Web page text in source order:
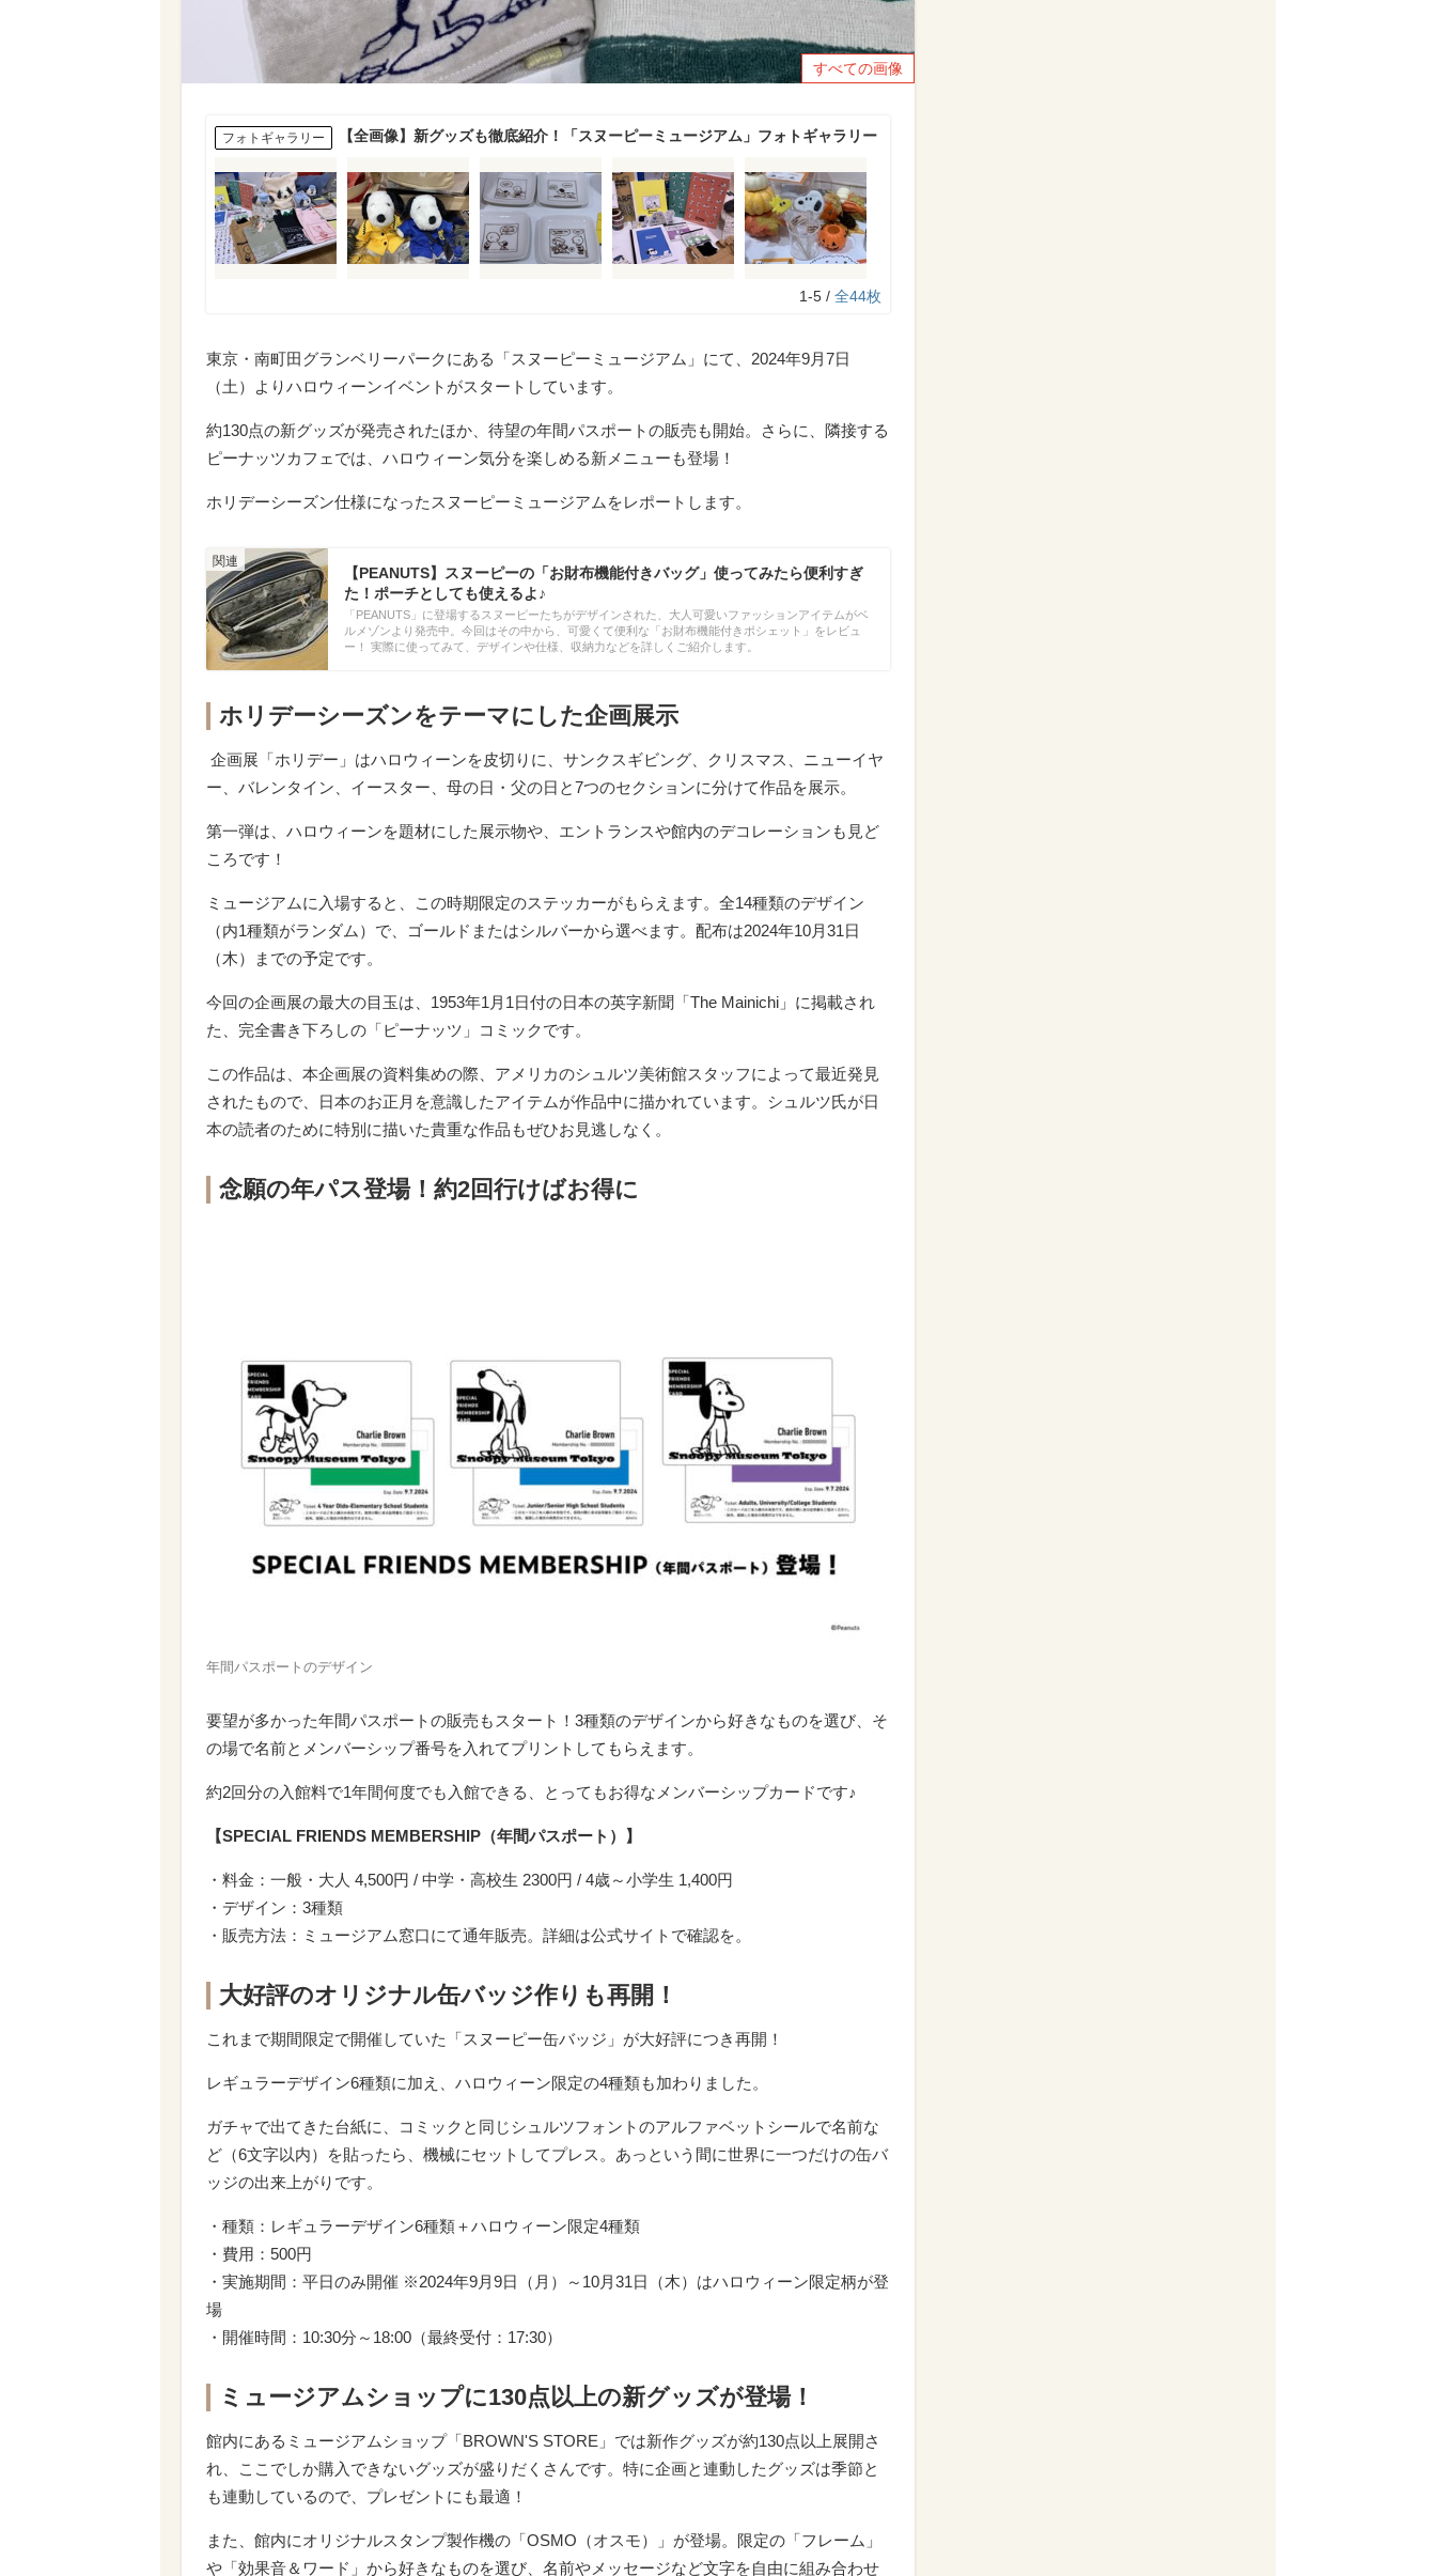
すべての画像
フォトギャラリー 【全画像】新グッズも徹底紹介！「スヌーピーミュージアム」フォトギャラリー
1-5 / 全44枚
東京・南町田グランベリーパークにある「スヌーピーミュージアム」にて、2024年9月7日
（土）よりハロウィーンイベントがスタートしています。
約130点の新グッズが発売されたほか、待望の年間パスポートの販売も開始。さらに、隣接する
ピーナッツカフェでは、ハロウィーン気分を楽しめる新メニューも登場！
ホリデーシーズン仕様になったスヌーピーミュージアムをレポートします。
【PEANUTS】スヌーピーの「お財布機能付きバッグ」使ってみたら便利すぎ
た！ポーチとしても使えるよ♪
「PEANUTS」に登場するスヌーピーたちがデザインされた、大人可愛いファッションアイテムがベ
ルメゾンより発売中。今回はその中から、可愛くて便利な「お財布機能付きポシェット」をレビュ
ー！ 実際に使ってみて、デザインや仕様、収納力などを詳しくご紹介します。
ホリデーシーズンをテーマにした企画展示
企画展「ホリデー」はハロウィーンを皮切りに、サンクスギビング、クリスマス、ニューイヤ
ー、バレンタイン、イースター、母の日・父の日と7つのセクションに分けて作品を展示。
第一弾は、ハロウィーンを題材にした展示物や、エントランスや館内のデコレーションも見ど
ころです！
ミュージアムに入場すると、この時期限定のステッカーがもらえます。全14種類のデザイン
（内1種類がランダム）で、ゴールドまたはシルバーから選べます。配布は2024年10月31日
（木）までの予定です。
今回の企画展の最大の目玉は、1953年1月1日付の日本の英字新聞「The Mainichi」に掲載され
た、完全書き下ろしの「ピーナッツ」コミックです。
この作品は、本企画展の資料集めの際、アメリカのシュルツ美術館スタッフによって最近発見
されたもので、日本のお正月を意識したアイテムが作品中に描かれています。シュルツ氏が日
本の読者のために特別に描いた貴重な作品もぜひお見逃しなく。
念願の年パス登場！約2回行けばお得に
年間パスポートのデザイン
要望が多かった年間パスポートの販売もスタート！3種類のデザインから好きなものを選び、そ
の場で名前とメンバーシップ番号を入れてプリントしてもらえます。
約2回分の入館料で1年間何度でも入館できる、とってもお得なメンバーシップカードです♪
【SPECIAL FRIENDS MEMBERSHIP（年間パスポート）】
・料金：一般・大人 4,500円 / 中学・高校生 2300円 / 4歳～小学生 1,400円
・デザイン：3種類
・販売方法：ミュージアム窓口にて通年販売。詳細は公式サイトで確認を。
大好評のオリジナル缶バッジ作りも再開！
これまで期間限定で開催していた「スヌーピー缶バッジ」が大好評につき再開！
レギュラーデザイン6種類に加え、ハロウィーン限定の4種類も加わりました。
ガチャで出てきた台紙に、コミックと同じシュルツフォントのアルファベットシールで名前な
ど（6文字以内）を貼ったら、機械にセットしてプレス。あっという間に世界に一つだけの缶バ
ッジの出来上がりです。
・種類：レギュラーデザイン6種類＋ハロウィーン限定4種類
・費用：500円
・実施期間：平日のみ開催 ※2024年9月9日（月）～10月31日（木）はハロウィーン限定柄が登
場
・開催時間：10:30分～18:00（最終受付：17:30）
ミュージアムショップに130点以上の新グッズが登場！
館内にあるミュージアムショップ「BROWN'S STORE」では新作グッズが約130点以上展開さ
れ、ここでしか購入できないグッズが盛りだくさんです。特に企画と連動したグッズは季節と
も連動しているので、プレゼントにも最適！
また、館内にオリジナルスタンプ製作機の「OSMO（オスモ）」が登場。限定の「フレーム」
や「効果音＆ワード」から好きなものを選び、名前やメッセージなど文字を自由に組み合わせ